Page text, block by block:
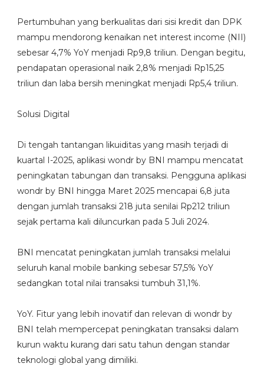
Pertumbuhan yang berkualitas dari sisi kredit dan DPK
mampu mendorong kenaikan net interest income (NII)
sebesar 4,7% YoY menjadi Rp9,8 triliun. Dengan begitu,
pendapatan operasional naik 2,8% menjadi Rp15,25
triliun dan laba bersih meningkat menjadi Rp5,4 triliun.
Solusi Digital
Di tengah tantangan likuiditas yang masih terjadi di
kuartal I-2025, aplikasi wondr by BNI mampu mencatat
peningkatan tabungan dan transaksi. Pengguna aplikasi
wondr by BNI hingga Maret 2025 mencapai 6,8 juta
dengan jumlah transaksi 218 juta senilai Rp212 triliun
sejak pertama kali diluncurkan pada 5 Juli 2024.
BNI mencatat peningkatan jumlah transaksi melalui
seluruh kanal mobile banking sebesar 57,5% YoY
sedangkan total nilai transaksi tumbuh 31,1%.
YoY. Fitur yang lebih inovatif dan relevan di wondr by
BNI telah mempercepat peningkatan transaksi dalam
kurun waktu kurang dari satu tahun dengan standar
teknologi global yang dimiliki.